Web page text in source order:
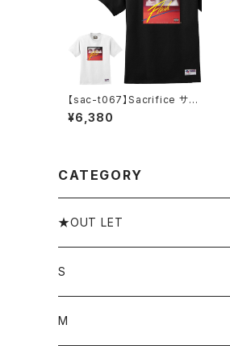
【sac-t067】Sacrifice サク
リファイス TYPE FLASH 大
きいサイズ メンズ Tシャツ 半
¥6,380
CATEGORY
★OUT LET
S
M